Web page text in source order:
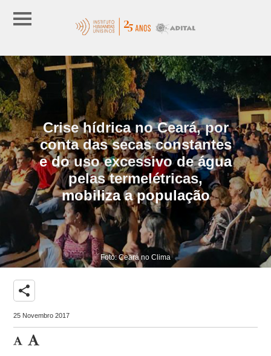
Crise hídrica no Ceará, por
conta das secas constantes
e do uso excessivo de água
pelas termelétricas,
mobiliza a população
Foto: Ceará no Clima
share
25 Novembro 2017